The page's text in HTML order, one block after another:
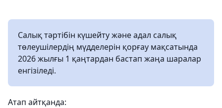
Салық тәртібін күшейту және адал салық
төлеушілердің мүдделерін қорғау мақсатында
2026 жылғы 1 қаңтардан бастап жаңа шаралар
енгізіледі.
Атап айтқанда: